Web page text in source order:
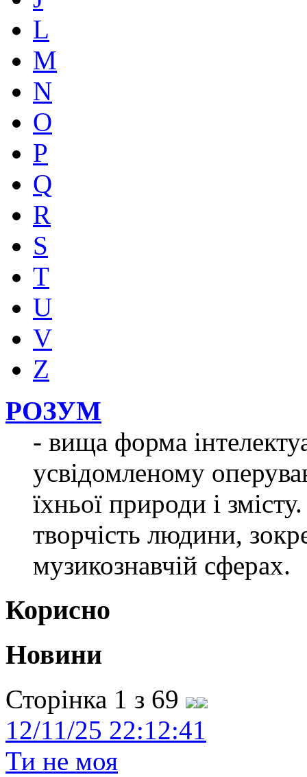
L
M
N
O
P
Q
R
S
T
U
V
Z
РОЗУМ
- вища форма
усвідомленому
їхньої природи і
творчість людини,
музикознавчій сферах.
Корисно
Новини
Сторінка 1 з 69
12/11/25 22:12:41
Ти не моя